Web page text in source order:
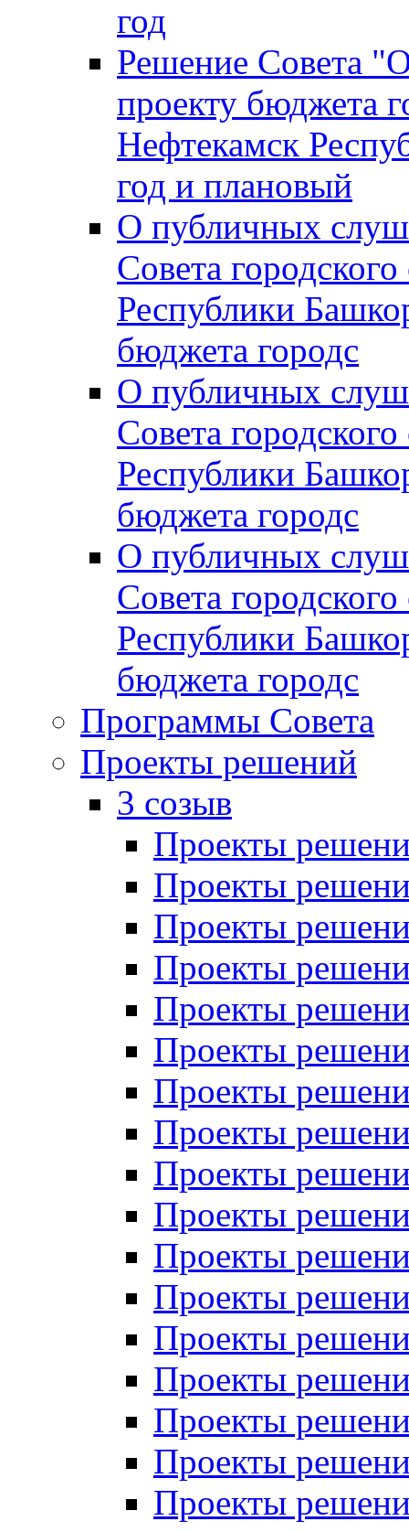
год
Решение Совета
проекту бюджета
Нефтекамск
год и плановый
О публичных
Совета
Республики
бюджета городс
О публичных
Совета
Республики
бюджета городс
О публичных
Совета
Республики
бюджета городс
Программы Совета
Проекты решений
3 созыв
Проекты
Проекты
Проекты
Проекты
Проекты
Проекты
Проекты
Проекты
Проекты
Проекты
Проекты
Проекты
Проекты
Проекты
Проекты
Проекты
Проекты